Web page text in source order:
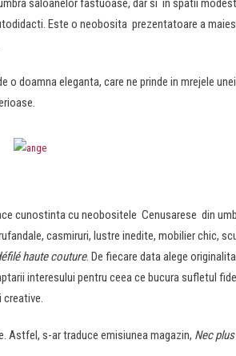
saloanelor fastuoase, dar si in spatii
Este o neobosita prezentatoare a
o doamna eleganta, care ne prinde in mrejele
cunostinta cu neobositele Cenusarese din
casmiruri, lustre inedite, mobilier chic,
haute couture. De fiecare data alege
interesului pentru ceea ce bucura sufletul
Astfel, s-ar traduce emisiunea magazin, Nec